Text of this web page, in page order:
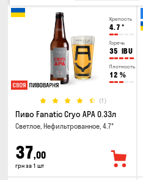
Крепость
4.7 °
Горечь
35 IBU
Плотность
12 %
(1)
Пиво Fanatic Cryo APA 0.33л
Светлое, Нефильтрованное, 4.7°
37,00
грн за 1 шт